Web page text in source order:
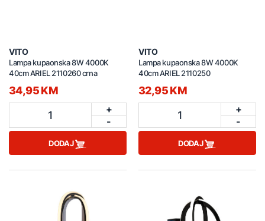
VITO
Lampa kupaonska 8W 4000K
40cm ARIEL 2110260 crna
34,95 KM
1
+
-
DODAJ
VITO
Lampa kupaonska 8W 4000K
40cm ARIEL 2110250
32,95 KM
1
+
-
DODAJ